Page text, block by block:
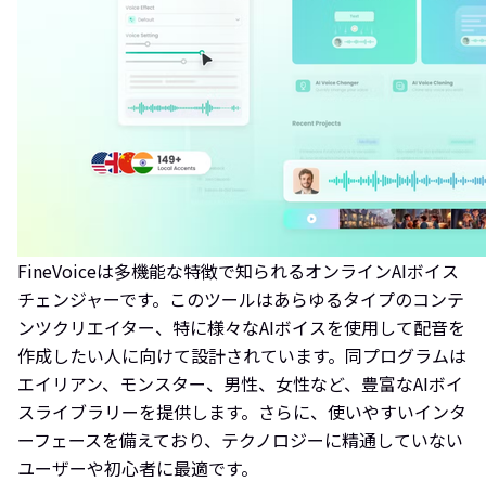
FineVoiceは多機能な特徴で知られるオンラインAIボイス
チェンジャーです。このツールはあらゆるタイプのコンテ
ンツクリエイター、特に様々なAIボイスを使用して配音を
作成したい人に向けて設計されています。同プログラムは
エイリアン、モンスター、男性、女性など、豊富なAIボイ
スライブラリーを提供します。さらに、使いやすいインタ
ーフェースを備えており、テクノロジーに精通していない
ユーザーや初心者に最適です。